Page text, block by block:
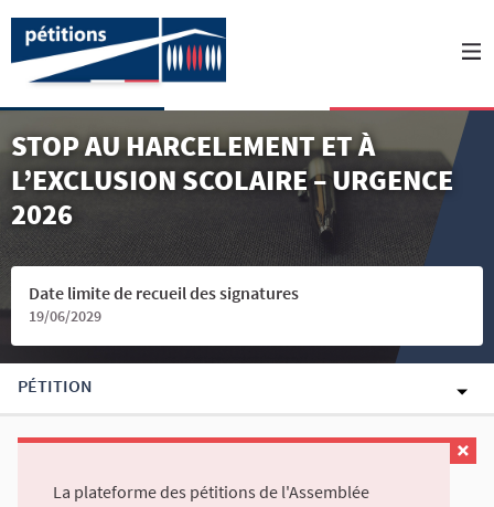
STOP AU HARCELEMENT ET À
L’EXCLUSION SCOLAIRE – URGENCE
2026
Date limite de recueil des signatures
19/06/2029
PÉTITION
La plateforme des pétitions de l'Assemblée